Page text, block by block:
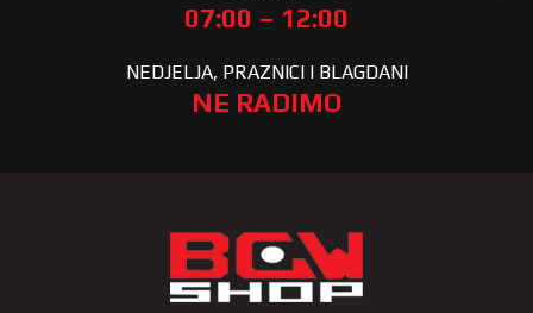
07:00 – 12:00
NEDJELJA, PRAZNICI I BLAGDANI
NE RADIMO